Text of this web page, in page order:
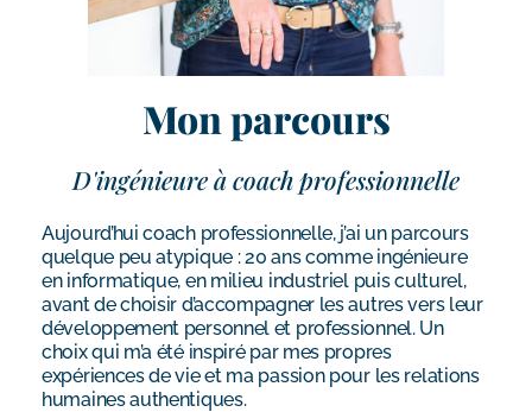
Mon parcours
D'ingénieure à coach professionnelle
Aujourd’hui coach professionnelle, j’ai un parcours
quelque peu atypique : 20 ans comme ingénieure
en informatique, en milieu industriel puis culturel,
avant de choisir d’accompagner les autres vers leur
développement personnel et professionnel. Un
choix qui m’a été inspiré par mes propres
expériences de vie et ma passion pour les relations
humaines authentiques.